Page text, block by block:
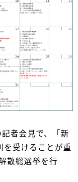
者会見で、「新
を受けることが重
散総選挙を行